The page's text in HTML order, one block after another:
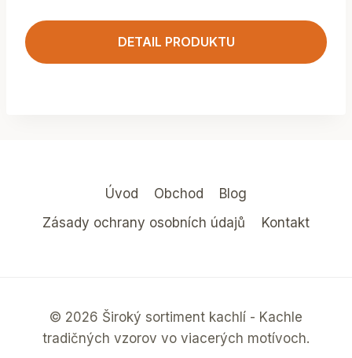
DETAIL PRODUKTU
Úvod Obchod
Blog
Zásady ochrany osobních údajů
Kontakt
© 2026 Široký sortiment kachlí - Kachle
tradičných vzorov vo viacerých motívoch.